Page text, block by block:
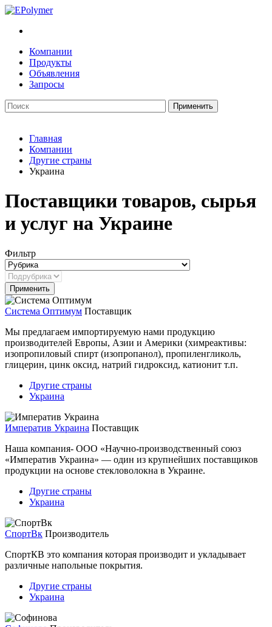
Компании
Продукты
Объявления
Запросы
Главная
Компании
Другие страны
Украина
Поставщики товаров, сырья
и услуг на Украине
Фильтр
Система Оптимум Поставщик
Мы предлагаем импортируемую нами продукцию
производителей Европы, Азии и Америки (химреактивы:
изопропиловый спирт (изопропанол), пропиленгликоль,
глицерин, цинк оксид, натрий гидроксид, катионит т.п.
Другие страны
Украина
Императив Украина Поставщик
Наша компания- ООО «Научно-производственный союз
«Императив Украина» — один из крупнейших поставщиков
продукции на основе стекловолокна в Украине.
Другие страны
Украина
СпортВк Производитель
СпортКВ это компания которая производит и укладывает
различные напольные покрытия.
Другие страны
Украина